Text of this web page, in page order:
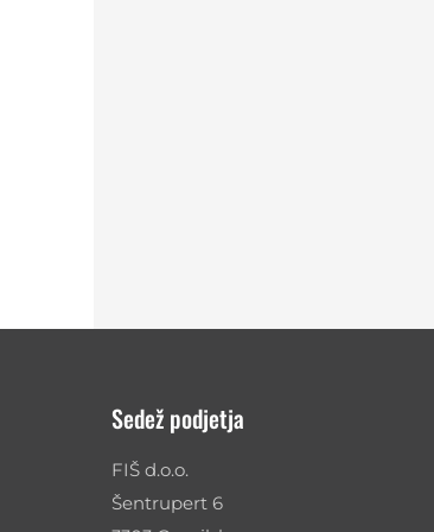
Sedež podjetja
FIŠ d.o.o.
Šentrupert 6